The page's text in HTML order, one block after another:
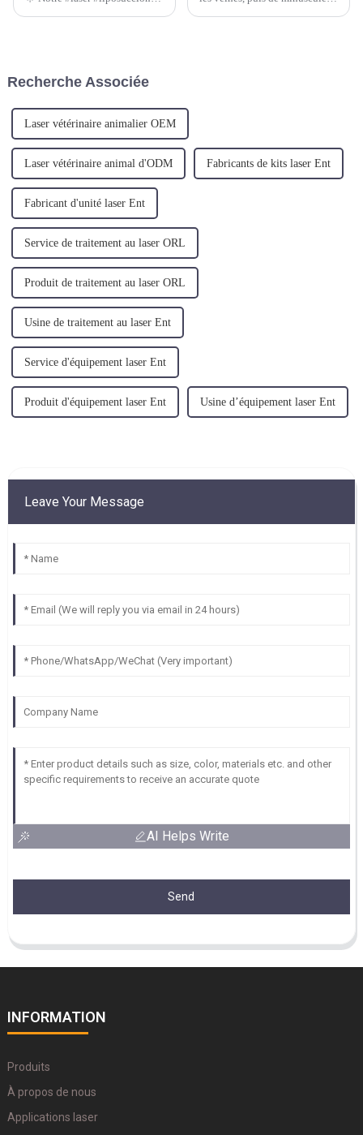
Recherche Associée
Laser vétérinaire animalier OEM
Laser vétérinaire animal d'ODM Fabricants de kits laser Ent
Fabricant d'unité laser Ent
Service de traitement au laser ORL
Produit de traitement au laser ORL
Usine de traitement au laser Ent
Service d'équipement laser Ent
Produit d'équipement laser Ent Usine d’équipement laser Ent
Leave Your Message
AI Helps Write
Send
INFORMATION
Produits
À propos de nous
Applications laser